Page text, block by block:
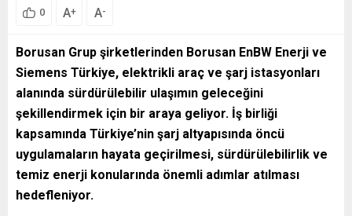
0 A+ A-
Borusan Grup şirketlerinden Borusan EnBW Enerji ve
Siemens Türkiye, elektrikli araç ve şarj istasyonları
alanında sürdürülebilir ulaşımın geleceğini
şekillendirmek için bir araya geliyor. İş birliği
kapsamında Türkiye’nin şarj altyapısında öncü
uygulamaların hayata geçirilmesi, sürdürülebilirlik ve
temiz enerji konularında önemli adımlar atılması
hedefleniyor.